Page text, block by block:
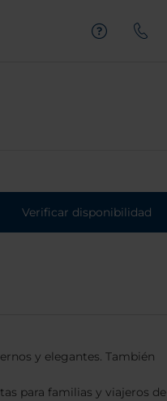
Verificar disponibilidad
y elegantes. También
para familias y viajeros de